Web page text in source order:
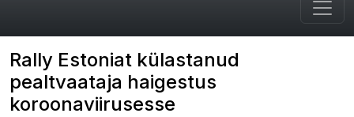
Rally Estoniat külastanud
pealtvaataja haigestus
koroonaviirusesse